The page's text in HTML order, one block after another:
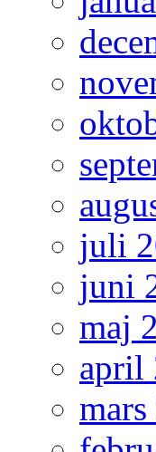
juli
juni
maj
april